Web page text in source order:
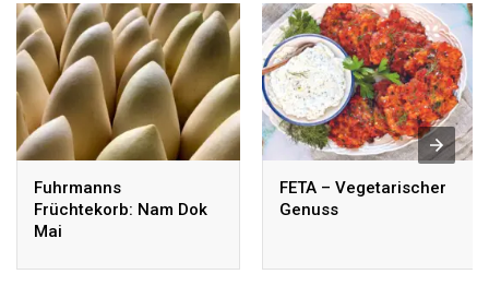
Fuhrmanns
Früchtekorb: Nam Dok
Mai
FETA – Vegetarischer
Genuss